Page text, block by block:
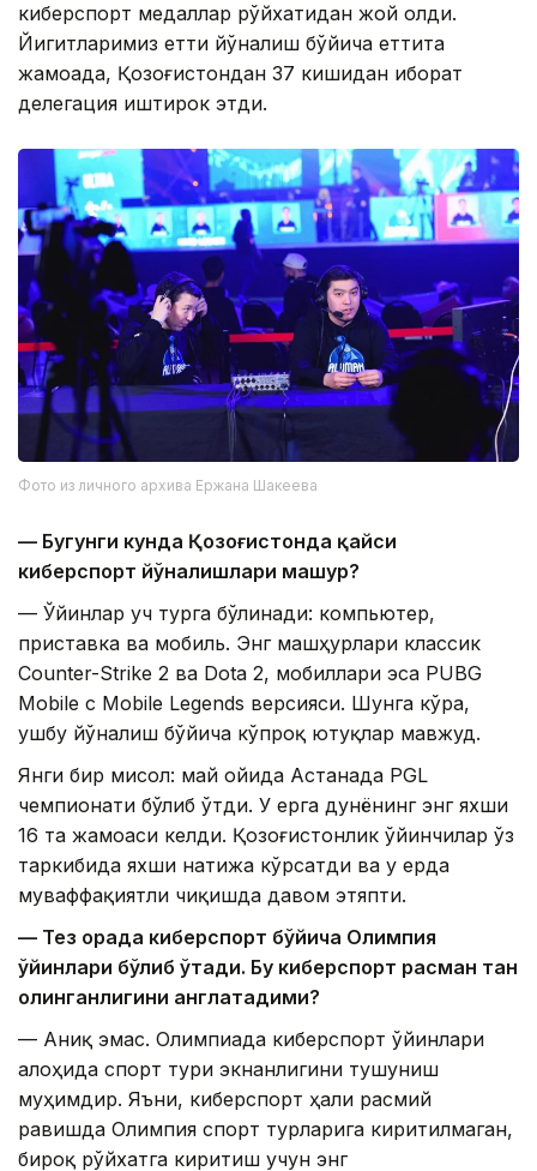
киберспорт медаллар рўйхатидан жой олди.
Йигитларимиз етти йўналиш бўйича еттита
жамоада, Қозоғистондан 37 кишидан иборат
делегация иштирок этди.
Фото из личного архива Ержана Шакеева
— Бугунги кунда Қозоғистонда қайси
киберспорт йўналишлари машҳур?
— Ўйинлар уч турга бўлинади: компьютер,
приставка ва мобиль. Энг машҳурлари классик
Counter-Strike 2 ва Dota 2, мобиллари эса PUBG
Mobile с Mobile Legends версияси. Шунга кўра,
ушбу йўналиш бўйича кўпроқ ютуқлар мавжуд.
Янги бир мисол: май ойида Астанада PGL
чемпионати бўлиб ўтди. У ерга дунёнинг энг яхши
16 та жамоаси келди. Қозоғистонлик ўйинчилар ўз
таркибида яхши натижа кўрсатди ва у ерда
муваффақиятли чиқишда давом этяпти.
— Тез орада киберспорт бўйича Олимпия
ўйинлари бўлиб ўтади. Бу киберспорт расман тан
олинганлигини англатадими?
— Аниқ эмас. Олимпиада киберспорт ўйинлари
алоҳида спорт тури экнанлигини тушуниш
муҳимдир. Яъни, киберспорт ҳали расмий
равишда Олимпия спорт турларига киритилмаган,
бироқ рўйхатга киритиш учун энг